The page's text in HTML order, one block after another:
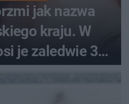
jak nazwa
kraju. W
je zaledwie 3